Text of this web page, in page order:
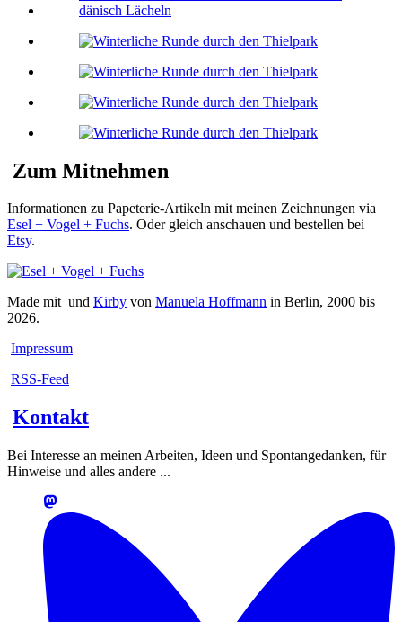
Zum Mitnehmen
Informationen zu Papeterie-Artikeln mit meinen Zeichnungen via
Esel + Vogel + Fuchs. Oder gleich anschauen und bestellen bei
Etsy.
Made mit und Kirby von Manuela Hoffmann in Berlin, 2000 bis
2026.
Impressum
RSS-Feed
Kontakt
Bei Interesse an meinen Arbeiten, Ideen und Spontangedanken, für
Hinweise und alles andere ...